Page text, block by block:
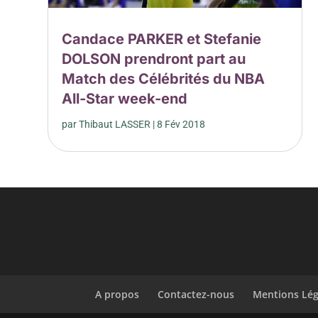
Candace PARKER et Stefanie
DOLSON prendront part au
Match des Célébrités du NBA
All-Star week-end
parThibaut LASSER |8 Fév 2018
A propos Contactez-nous Mentions